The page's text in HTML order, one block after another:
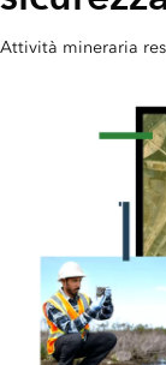
Attività mineraria